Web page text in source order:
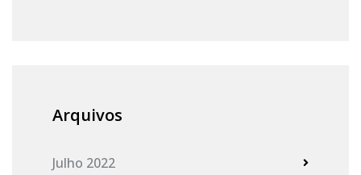
Arquivos
Julho 2022